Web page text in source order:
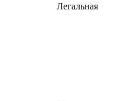
Легальная